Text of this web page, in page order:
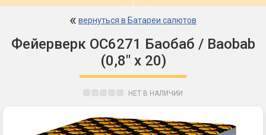
« вернуться в Батареи салютов
Фейерверк ОС6271 Баобаб / Baobab
(0,8" х 20)
НЕТ В НАЛИЧИИ